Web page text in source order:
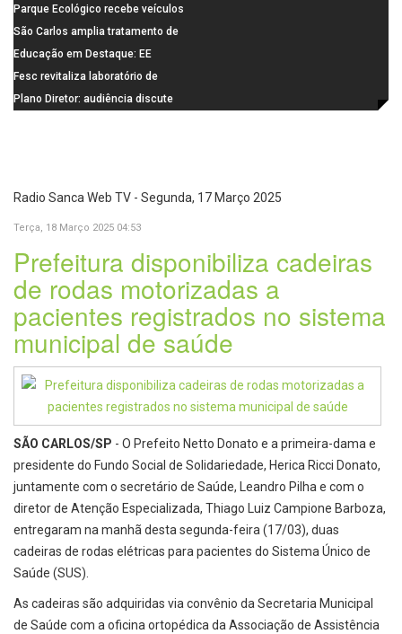
crescimento
superam média Nacional do IDEB
Parque Ecológico recebe veículos
elétricos e moderniza rotina de
manejo dos animais
São Carlos amplia tratamento de
resíduos de saúde com autoclave
de última geração
Educação em Destaque: EE
Visconde da Cunha Bueno, em
Santa Eudóxia, alcança nota 7,8
Fesc revitaliza laboratório de
informática da Emeb Ulysses
Plano Diretor: audiência discute
Radio Sanca Web TV - Segunda, 17 Março 2025
Terça, 18 Março 2025 04:53
Prefeitura disponibiliza cadeiras
de rodas motorizadas a
pacientes registrados no sistema
municipal de saúde
SÃO CARLOS/SP - O Prefeito Netto Donato e a primeira-dama e
presidente do Fundo Social de Solidariedade, Herica Ricci Donato,
juntamente com o secretário de Saúde, Leandro Pilha e com o
diretor de Atenção Especializada, Thiago Luiz Campione Barboza,
entregaram na manhã desta segunda-feira (17/03), duas
cadeiras de rodas elétricas para pacientes do Sistema Único de
Saúde (SUS).
As cadeiras são adquiridas via convênio da Secretaria Municipal
de Saúde com a oficina ortopédica da Associação de Assistência